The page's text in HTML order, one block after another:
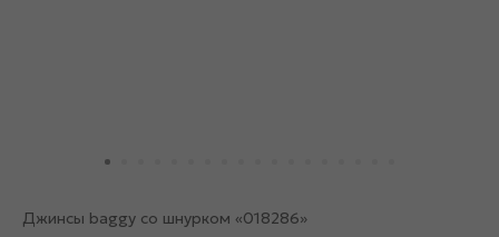
Джинсы baggy со шнурком «018286»